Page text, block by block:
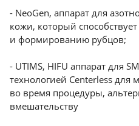
Контакты
(800)
500-
93
- NeoGen, аппарат для
кожи, который
и формированию рубцов;
- UTIMS, HIFU аппарат для
технологией Centerless
во время процедуры,
вмешательству